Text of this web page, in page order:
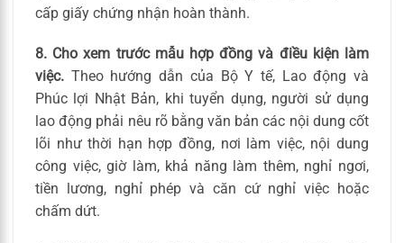
cấp giấy chứng nhận hoàn thành.
8. Cho xem trước mẫu hợp đồng và điều kiện làm
việc. Theo hướng dẫn của Bộ Y tế, Lao động và
Phúc lợi Nhật Bản, khi tuyển dụng, người sử dụng
lao động phải nêu rõ bằng văn bản các nội dung cốt
lõi như thời hạn hợp đồng, nơi làm việc, nội dung
công việc, giờ làm, khả năng làm thêm, nghỉ ngơi,
tiền lương, nghỉ phép và căn cứ nghỉ việc hoặc
chấm dứt.